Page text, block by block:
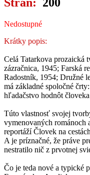
Nedostupné
Krátky popis:
Celá Tatarkova prozaická
zázračnica, 1945; Farská
Radostník, 1954; Družné
má základné spoločné
hľadačstvo hodnôt
Túto vlastnosť svojej
vymenovaných románoch
reportáží Človek na
A je príznačné, že práve
nestratilo nič z prvotnej
Čo je teda nové a typické